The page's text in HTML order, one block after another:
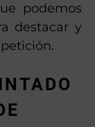
podemos
destacar y